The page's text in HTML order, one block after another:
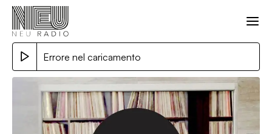
Errore nel caricamento